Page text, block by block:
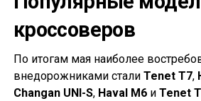
кроссоверов
По итогам мая наиболее
внедорожниками стали Tenet T7,
Changan UNI-S, Haval M6и Tenet